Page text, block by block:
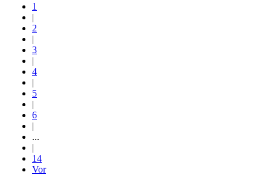
1
|
2
|
3
|
4
|
5
|
6
|
...
|
14
Vor